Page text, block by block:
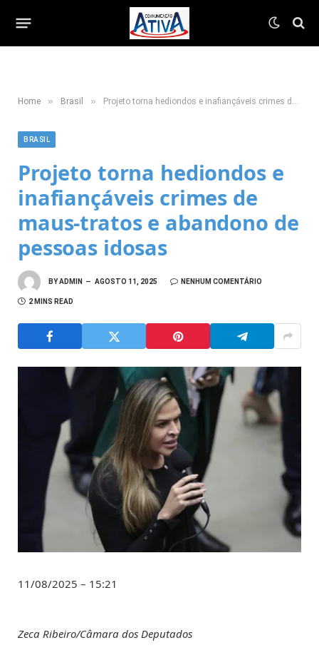
Home » Brasil » Projeto torna hediondos e inafiançáveis crimes de maus-tratos e abandono de pessoas idosas
BRASIL
Projeto torna hediondos e
inafiançáveis crimes de
maus-tratos e abandono de
pessoas idosas
BYADMIN AGOSTO 11, 2025 NENHUM COMENTÁRIO
2 MINS READ
11/08/2025 – 15:21
Zeca Ribeiro/Câmara dos Deputados